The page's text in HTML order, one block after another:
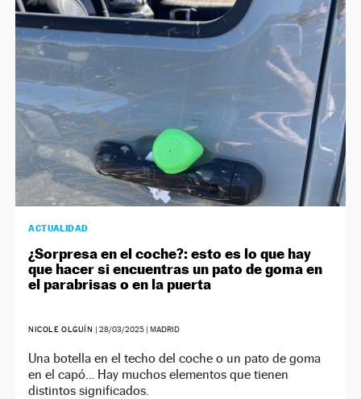
NEWSLETTER
ACTUALIDAD
¿Sorpresa en el coche?: esto es lo que hay
que hacer si encuentras un pato de goma en
el parabrisas o en la puerta
NICOLE OLGUÍN | 28/03/2025| MADRID
Una botella en el techo del coche o un pato de goma
en el capó… Hay muchos elementos que tienen
distintos significados.